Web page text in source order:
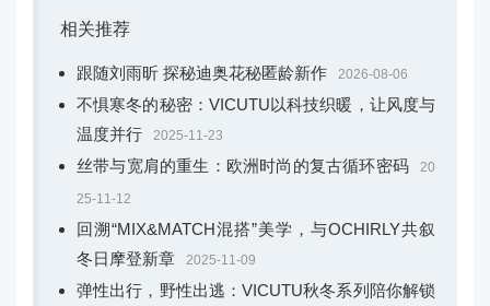
相关推荐
跟随刘雨昕 探秘迪奥花秘匿龄新作 2026-08-06
不惧寒冬的秘密：VICUTU以科技织暖，让风度与
温度并行
2025-11-23
丝带与宽肩的重生：欧洲时尚的复古循环密码 20
25-11-12
回溯“MIX&MATCH混搭”美学，与OCHIRLY共叙
冬日摩登新章
2025-11-09
弹性出行，野性出逃：VICUTU秋冬系列陪你解锁